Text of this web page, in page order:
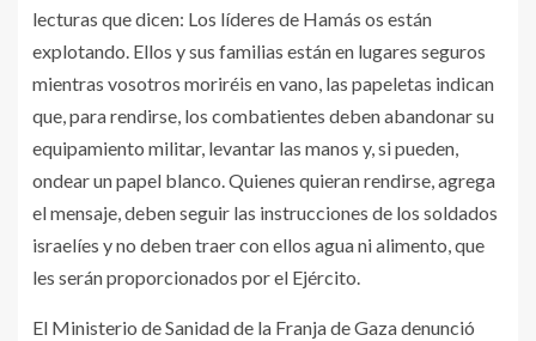
lecturas que dicen: Los líderes de Hamás os están
explotando. Ellos y sus familias están en lugares seguros
mientras vosotros moriréis en vano, las papeletas indican
que, para rendirse, los combatientes deben abandonar su
equipamiento militar, levantar las manos y, si pueden,
ondear un papel blanco. Quienes quieran rendirse, agrega
el mensaje, deben seguir las instrucciones de los soldados
israelíes y no deben traer con ellos agua ni alimento, que
les serán proporcionados por el Ejército.
El Ministerio de Sanidad de la Franja de Gaza denunció